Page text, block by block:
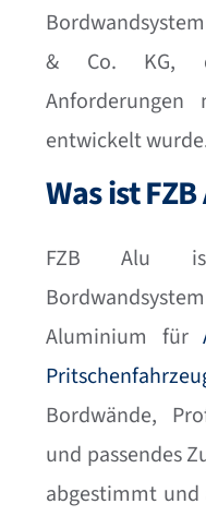
& Co. KG,
Anforderungen
entwickelt
Was ist
FZB Alu
Aluminium für
Bordwände,
und passendes
abgestimmt und